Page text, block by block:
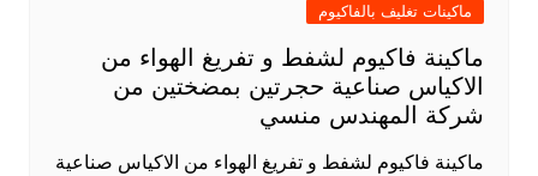
ماكينات تغليف بالفاكيوم
ماكينة فاكيوم لشفط و تفريغ الهواء من
الاكياس صناعية حجرتين بمضختين من
شركة المهندس منسي
ماكينة فاكيوم لشفط و تفريغ الهواء من الاكياس صناعية